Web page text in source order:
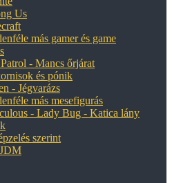
Us
más gamer és game
- Mancs őrjárat
és pónik
- Jégvarázs
más mesefigurás
- Lady Bug - Katica lány
szerint